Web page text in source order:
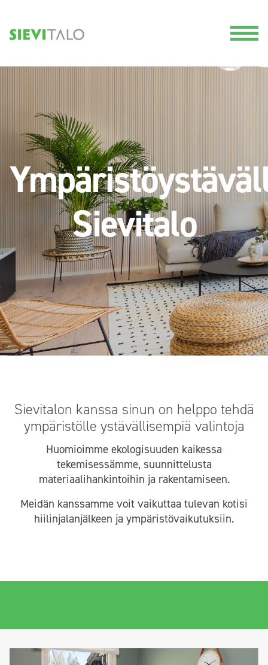
Sievitalo
Sievitalon kanssa sinun on helppo tehdä
ympäristölle ystävällisempiä valintoja
Huomioimme ekologisuuden kaikessa
tekemisessämme, suunnittelusta
materiaalihankintoihin ja rakentamiseen.
Meidän kanssamme voit vaikuttaa tulevan kotisi
hiilinjalanjälkeen ja ympäristövaikutuksiin.